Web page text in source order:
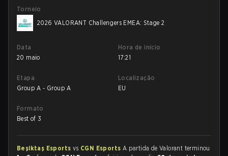
Torneio
2026 VALORANT Challengers EMEA: Stage 2
Data
20 maio
Hora de início
17:21
Etapa
Group A - Group A
Localização
EU
Formato
Best of 3
Beşiktaş Esports vs CGN Esports A partida de Valorant terminou